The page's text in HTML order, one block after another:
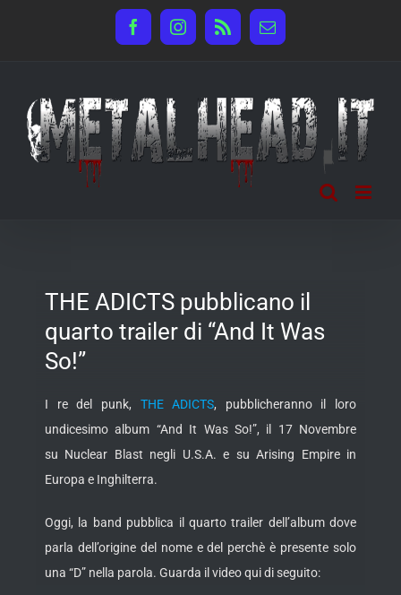
FacebookInstagram
Rss Email
THE ADICTS pubblicano il
quarto trailer di “And It Was
So!”
I re del punk, THE ADICTS, pubblicheranno il loro
undicesimo album “And It Was So!”, il 17 Novembre
su Nuclear Blast negli U.S.A. e su Arising Empire in
Europa e Inghilterra.
Oggi, la band pubblica il quarto trailer dell’album dove
parla dell’origine del nome e del perchè è presente solo
una “D” nella parola. Guarda il video qui di seguito: